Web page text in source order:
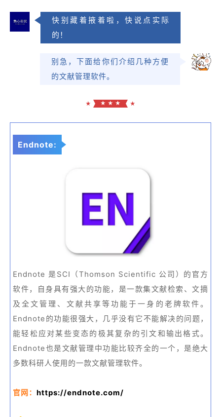
快别藏着掖着啦，快说点实际
的！
别急，下面给你们介绍几种方便
的文献管理软件。
★ ★ ★ ★ ★
Endnote:
Endnote 是SCI（Thomson Scientific 公司）的官方
软件，自身具有强大的功能，是一款集文献检索、文摘
及全文管理、文献共享等功能于一身的老牌软件。
Endnote的功能很强大，几乎没有它不能解决的问题，
能轻松应对某些变态的极其复杂的引文和输出格式。
Endnote也是文献管理中功能比较齐全的一个，是绝大
多数科研人使用的一款文献管理软件。
官网： https://endnote.com/